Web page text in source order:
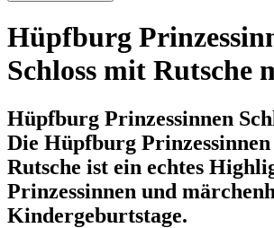
Hüpfburg
Schloss mit Rutsche
Hüpfburg Prinzessinnen
Die Hüpfburg Prinzessinnen
Rutsche ist ein echtes
Prinzessinnen und
Kindergeburtstage.